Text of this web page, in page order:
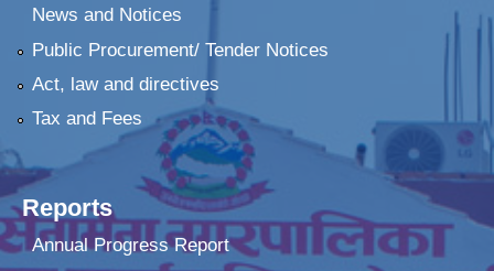
News and Notices
Public Procurement/ Tender Notices
Act, law and directives
Tax and Fees
Reports
Annual Progress Report